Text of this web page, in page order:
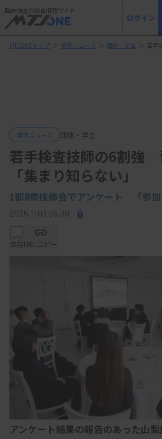
臨床検査の総合情報サイト
ログイン
MTJONEトップ ＞ 業界ニュース ＞ 団体・学会 ＞ 若手
業界ニュース 団体・学会
若手検査技師の6割強
「集まり知らない」
1都8県技師会でアンケート 「参
2025.11.03 06:30
保存URLコピー
アンケート結果の報告のあった山